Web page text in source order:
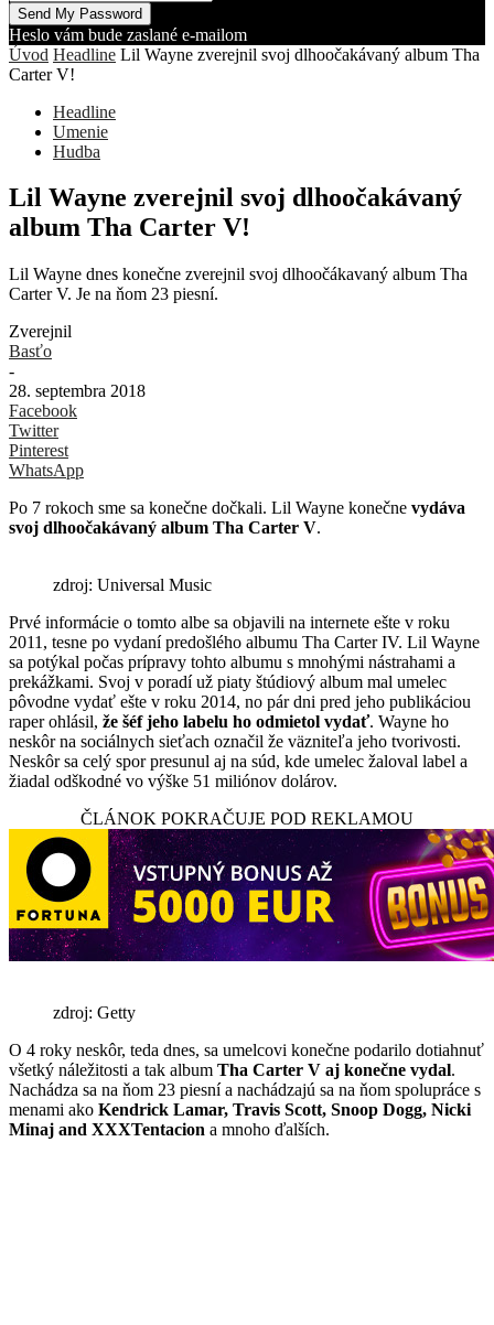
Heslo vám bude zaslané e-mailom
Úvod Headline Lil Wayne zverejnil svoj dlhoočakávaný album Tha
Carter V!
Headline
Umenie
Hudba
Lil Wayne zverejnil svoj dlhoočakávaný
album Tha Carter V!
Lil Wayne dnes konečne zverejnil svoj dlhoočákavaný album Tha
Carter V. Je na ňom 23 piesní.
Zverejnil
Basťo
-
28. septembra 2018
Facebook
Twitter
Pinterest
WhatsApp
Po 7 rokoch sme sa konečne dočkali. Lil Wayne konečne vydáva
svoj dlhoočakávaný album Tha Carter V.
zdroj: Universal Music
Prvé informácie o tomto albe sa objavili na internete ešte v roku
2011, tesne po vydaní predošlého albumu Tha Carter IV. Lil Wayne
sa potýkal počas prípravy tohto albumu s mnohými nástrahami a
prekážkami. Svoj v poradí už piaty štúdiový album mal umelec
pôvodne vydať ešte v roku 2014, no pár dni pred jeho publikáciou
raper ohlásil, že šéf jeho labelu ho odmietol vydať. Wayne ho
neskôr na sociálnych sieťach označil že väzniteľa jeho tvorivosti.
Neskôr sa celý spor presunul aj na súd, kde umelec žaloval label a
žiadal odškodné vo výške 51 miliónov dolárov.
ČLÁNOK POKRAČUJE POD REKLAMOU
zdroj: Getty
O 4 roky neskôr, teda dnes, sa umelcovi konečne podarilo dotiahnuť
všetký náležitosti a tak album Tha Carter V aj konečne vydal.
Nachádza sa na ňom 23 piesní a nachádzajú sa na ňom spolupráce s
menami ako Kendrick Lamar, Travis Scott, Snoop Dogg, Nicki
Minaj and XXXTentacion a mnoho ďalších.